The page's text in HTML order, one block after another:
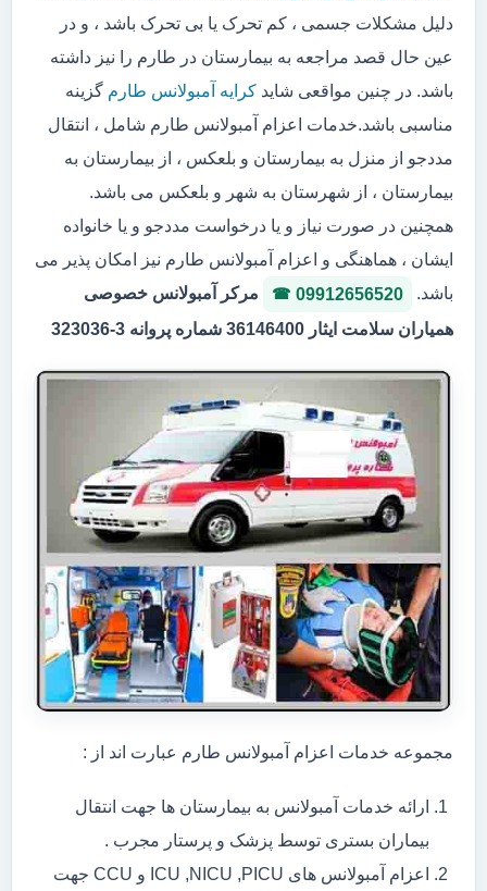
دلیل مشکلات جسمی ، کم تحرک یا بی تحرک باشد ، و در
عین حال قصد مراجعه به بیمارستان در طارم را نیز داشته
باشد. در چنین مواقعی شاید کرایه آمبولانس طارم گزینه
مناسبی باشد.خدمات اعزام آمبولانس طارم شامل ، انتقال
مددجو از منزل به بیمارستان و بلعکس ، از بیمارستان به
بیمارستان ، از شهرستان به شهر و بلعکس می باشد.
همچنین در صورت نیاز و یا درخواست مددجو و یا خانواده
ایشان ، هماهنگی و اعزام آمبولانس طارم نیز امکان پذیر می
باشد.
09912656520
مرکر آمبولانس خصوصی
همیاران سلامت ایثار 36146400 شماره پروانه 3-323036
مجموعه خدمات اعزام آمبولانس طارم عبارت اند از :
ارائه خدمات آمبولانس به بیمارستان ها جهت انتقال
بیماران بستری توسط پزشک و پرستار مجرب .
اعزام آمبولانس های ICU ,NICU ,PICU و CCU جهت